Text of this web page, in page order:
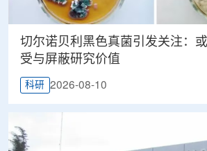
切尔诺贝利黑色真菌引发关注：
受与屏蔽研究价值
科研 2026-08-10